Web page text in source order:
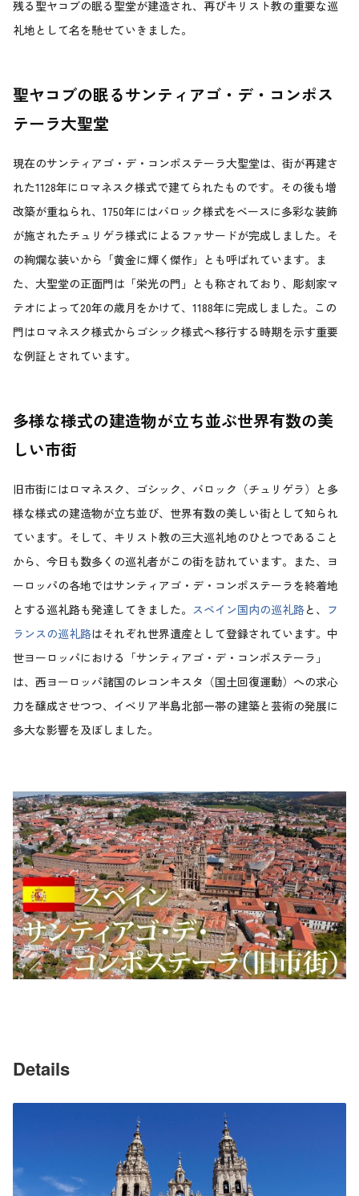
残る聖ヤコブの眠る聖堂が建造され、再びキリスト教の重要な巡
礼地として名を馳せていきました。
聖ヤコブの眠るサンティアゴ・デ・コンポス
テーラ大聖堂
現在のサンティアゴ・デ・コンポステーラ大聖堂は、街が再建さ
れた1128年にロマネスク様式で建てられたものです。その後も増
改築が重ねられ、1750年にはバロック様式をベースに多彩な装飾
が施されたチュリゲラ様式によるファサードが完成しました。そ
の絢爛な装いから「黄金に輝く傑作」とも呼ばれています。ま
た、大聖堂の正面門は「栄光の門」とも称されており、彫刻家マ
テオによって20年の歳月をかけて、1188年に完成しました。この
門はロマネスク様式からゴシック様式へ移行する時期を示す重要
な例証とされています。
多様な様式の建造物が立ち並ぶ世界有数の美
しい市街
旧市街にはロマネスク、ゴシック、バロック（チュリゲラ）と多
様な様式の建造物が立ち並び、世界有数の美しい街として知られ
ています。そして、キリスト教の三大巡礼地のひとつであること
から、今日も数多くの巡礼者がこの街を訪れています。また、ヨ
ーロッパの各地ではサンティアゴ・デ・コンポステーラを終着地
とする巡礼路も発達してきました。 スペイン国内の巡礼路と、 フ
ランスの巡礼路はそれぞれ世界遺産として登録されています。中
世ヨーロッパにおける「サンティアゴ・デ・コンポステーラ」
は、西ヨーロッパ諸国のレコンキスタ（国土回復運動）への求心
力を醸成させつつ、イベリア半島北部一帯の建築と芸術の発展に
多大な影響を及ぼしました。
Details